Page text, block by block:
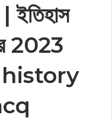
2023
history